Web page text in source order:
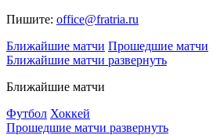
Пишите: office@fratria.ru
Ближайшие матчи Прошедшие матчи
Ближайшие матчи развернуть
Ближайшие матчи
Футбол Хоккей
Прошедшие матчи развернуть